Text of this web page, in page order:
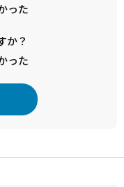
った
か？
った